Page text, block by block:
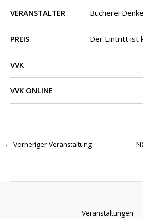
VERANSTALTER Bücherei
PREIS Der Eintritt ist
VVK
VVK ONLINE
← Vorheriger Veranstaltung
Veranstaltungen